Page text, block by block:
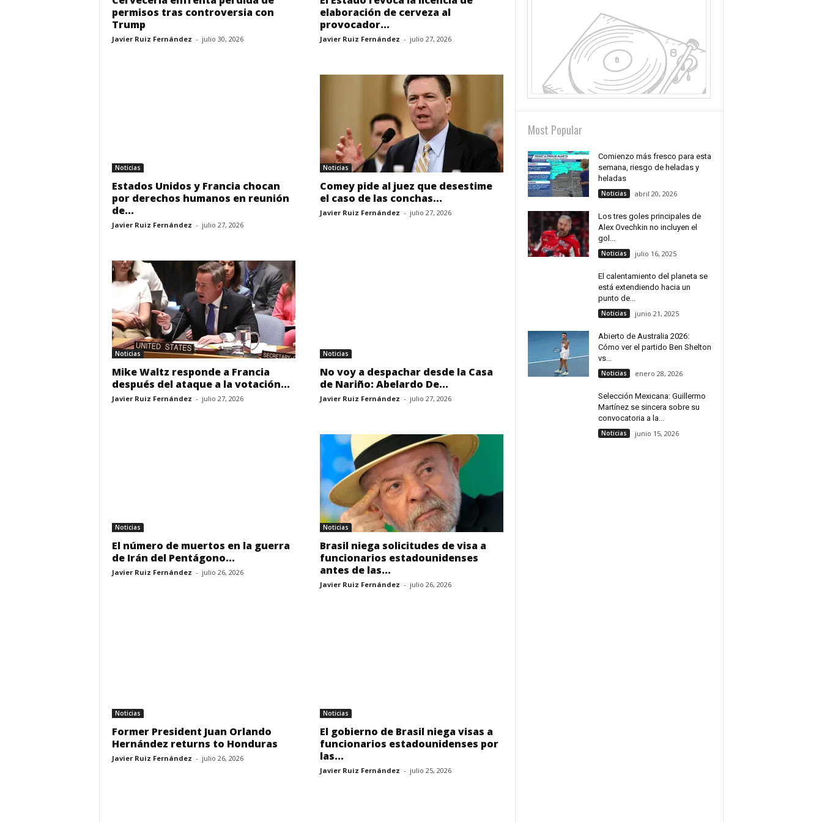
permisos tras controversia con
Trump
Javier Ruiz Fernández - julio 30, 2026
elaboración de cerveza al
provocador...
Javier Ruiz Fernández - julio 27, 2026
Noticias
Estados Unidos y Francia chocan
por derechos humanos en reunión
de...
Javier Ruiz Fernández - julio 27, 2026
Noticias
Comey pide al juez que desestime
el caso de las conchas...
Javier Ruiz Fernández - julio 27, 2026
Noticias
Mike Waltz responde a Francia
después del ataque a la votación...
Javier Ruiz Fernández - julio 27, 2026
Noticias
No voy a despachar desde la Casa
de Nariño: Abelardo De...
Javier Ruiz Fernández - julio 27, 2026
Noticias
El número de muertos en la guerra
de Irán del Pentágono...
Javier Ruiz Fernández - julio 26, 2026
Noticias
Brasil niega solicitudes de visa a
funcionarios estadounidenses
antes de las...
Javier Ruiz Fernández - julio 26, 2026
Noticias
Former President Juan Orlando
Hernández returns to Honduras
Javier Ruiz Fernández - julio 26, 2026
Noticias
El gobierno de Brasil niega visas a
funcionarios estadounidenses por
las...
Javier Ruiz Fernández - julio 25, 2026
Most Popular
Comienzo más fresco para esta
semana, riesgo de heladas y
heladas
Noticias abril 20, 2026
Los tres goles principales de
Alex Ovechkin no incluyen el
gol...
Noticias julio 16, 2025
El calentamiento del planeta se
está extendiendo hacia un
punto de...
Noticias junio 21, 2025
Abierto de Australia 2026:
Cómo ver el partido Ben Shelton
vs...
Noticias enero 28, 2026
Selección Mexicana: Guillermo
Martínez se sincera sobre su
convocatoria a la...
Noticias junio 15, 2026